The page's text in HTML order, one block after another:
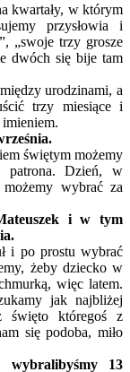
kwartały, w którym
przysłowia i
„swoje trzy grosze
dwóch się bije tam
urodzinami, a
trzy miesiące i
świętym możemy
patrona. Dzień, w
wybrać za
i w tym
i po prostu wybrać
żeby dziecko w
więc latem.
jak najbliżej
święto któregoś z
się podoba, miło
13